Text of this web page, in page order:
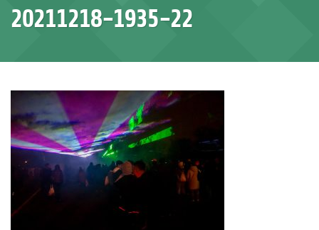
20211218-1935-22